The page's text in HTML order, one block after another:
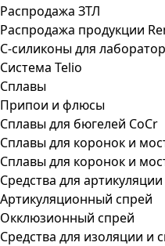
Распродажа ЗТЛ
Распродажа продукции
С-силиконы для
Система Telio
Сплавы
Припои и флюсы
Сплавы для бюгелей CoCr
Сплавы для коронок и
Сплавы для коронок и
Средства для
Артикуляционный спрей
Окклюзионный спрей
Средства для изоляции и